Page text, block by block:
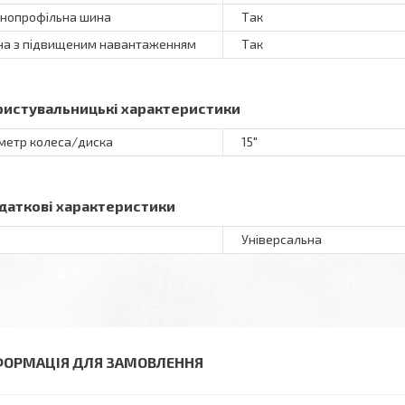
шина
Так
з підвищеним навантаженням
Так
характеристики
колеса/диска 15"
характеристики
Універсальна
ДЛЯ ЗАМОВЛЕННЯ